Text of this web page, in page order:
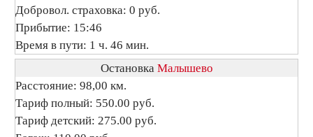
Добровол. страховка: 0 руб.
Прибытие: 15:46
Время в пути: 1 ч. 46 мин.
Остановка Малышево
Расстояние: 98,00 км.
Тариф полный: 550.00 руб.
Тариф детский: 275.00 руб.